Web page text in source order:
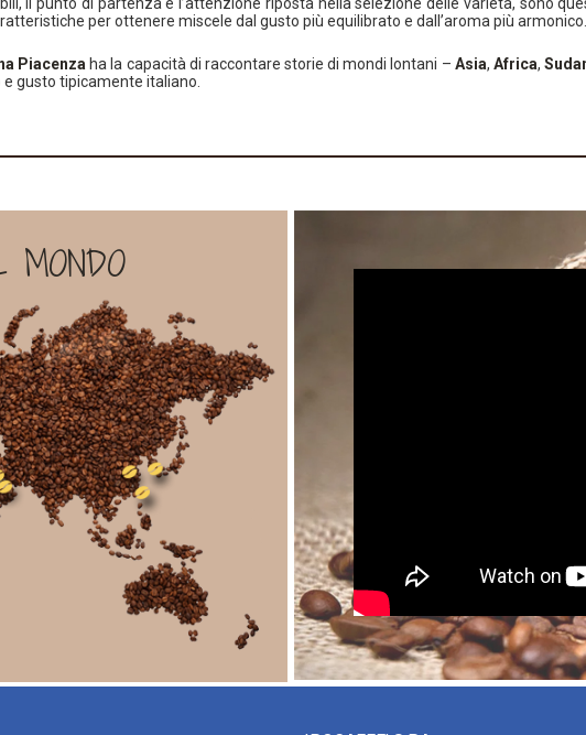
per ottenere miscele dal gusto più equilibrato e dall’aroma più armonico.
Piacenza ha la capacità di raccontare storie di mondi lontani – Asia, Africa,
gusto tipicamente italiano.